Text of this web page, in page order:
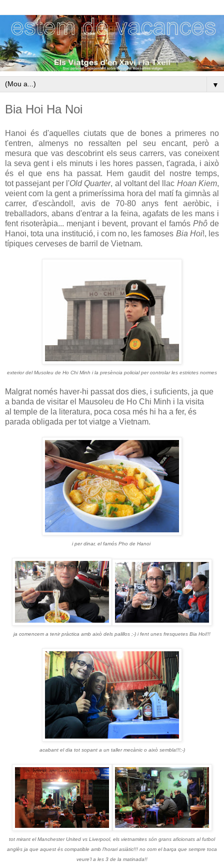
▼
Bia Hoi Ha Noi
Hanoi és d'aquelles ciutats que de bones a primeres no
t'entren, almenys no ressalten pel seu encant, però a
mesura que vas descobrint els seus carrers, vas coneixent
la seva gent i els minuts i les hores passen, t'agrada, i això
és el que ens ha passat. Hem gaudit del nostre temps,
tot passejant per l'Old Quarter, al voltant del llac Hoan Kiem,
veient com la gent a primeríssima hora del matí fa gimnàs al
carrer, d'escàndol!, avis de 70-80 anys fent aeròbic, i
treballadors, abans d'entrar a la feina, agafats de les mans i
fent risoteràpia... menjant i bevent, provant el famós Phôde
Hanoi, tota una institució, i com no, les famoses Bia Hoi!, les
típiques cerveses de barril de Vietnam.
exterior del Musoleu de Ho Chi Minh i la presència policial per controlar les estrictes normes
Malgrat només haver-hi passat dos dies, i suficients, ja que
a banda de visitar el Mausoleu de Ho Chi Minh i la visita
al temple de la literatura, poca cosa més hi ha a fer, és
parada obligada per tot viatge a Vietnam.
i per dinar, el famós Pho de Hanoi
ja comencem a tenir pràctica amb això dels palillos ;-) i fent unes fresquetes Bia Hoi!!!
acabant el dia tot sopant a un taller mecànic o això sembla!!!;-)
tot mirant el Manchester United vs Liverpool, els vietnamites són grans aficionats al futbol
anglès ja que aquest és compatible amb l'horari asiàtic!!! no com el barça que sempre toca
veure'l a les 3 de la matinada!!